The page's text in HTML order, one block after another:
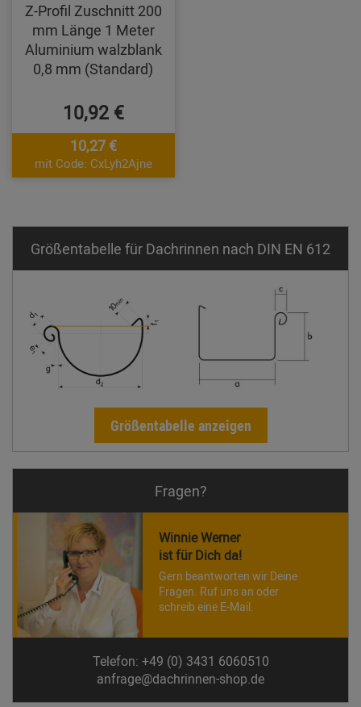
Z-Profil Zuschnitt 200
mm Länge 1 Meter
Aluminium walzblank
0,8 mm (Standard)
10,92 €
10,27 €
mit Code: CxLyh2Ajne
Größentabelle für Dachrinnen nach DIN EN 612
Größentabelle anzeigen
Fragen?
Winnie Werner
ist für Dich da!
Gern beantworten wir Deine
Fragen. Ruf uns an oder
schreib eine E-Mail.
Telefon: +49 (0) 3431 6060510
anfrage@dachrinnen-shop.de